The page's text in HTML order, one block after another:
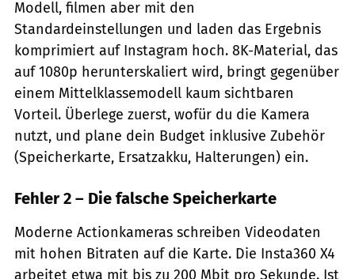
Modell, filmen aber mit den
Standardeinstellungen und laden das Ergebnis
komprimiert auf Instagram hoch. 8K-Material, das
auf 1080p herunterskaliert wird, bringt gegenüber
einem Mittelklassemodell kaum sichtbaren
Vorteil. Überlege zuerst, wofür du die Kamera
nutzt, und plane dein Budget inklusive Zubehör
(Speicherkarte, Ersatzakku, Halterungen) ein.
Fehler 2 – Die falsche Speicherkarte
Moderne Actionkameras schreiben Videodaten
mit hohen Bitraten auf die Karte. Die Insta360 X4
arbeitet etwa mit bis zu 200 Mbit pro Sekunde. Ist